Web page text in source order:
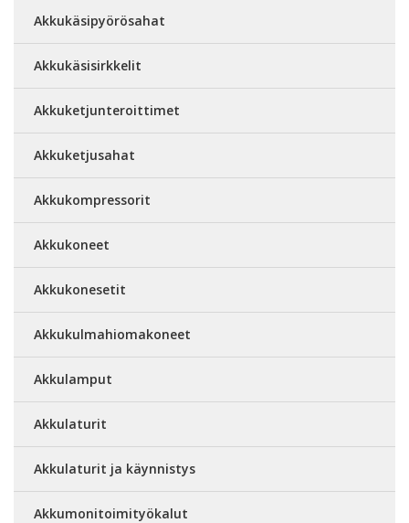
Akkukäsipyörösahat
Akkukäsisirkkelit
Akkuketjunteroittimet
Akkuketjusahat
Akkukompressorit
Akkukoneet
Akkukonesetit
Akkukulmahiomakoneet
Akkulamput
Akkulaturit
Akkulaturit ja käynnistys
Akkumonitoimityökalut